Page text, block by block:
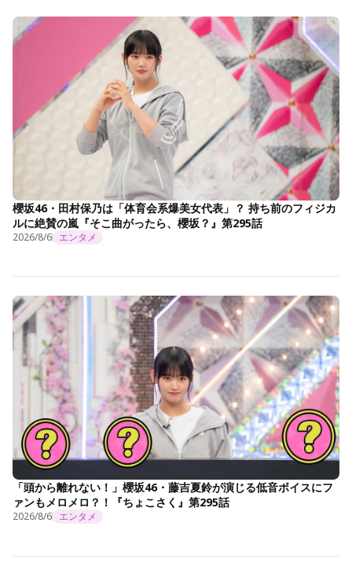
櫻坂46・田村保乃は「体育会系爆美女代表」？ 持ち前のフィジカ
ルに絶賛の嵐『そこ曲がったら、櫻坂？』第295話
2026/8/6 エンタメ
「頭から離れない！」櫻坂46・藤吉夏鈴が演じる低音ボイスにフ
ァンもメロメロ？！『ちょこさく』第295話
2026/8/6 エンタメ